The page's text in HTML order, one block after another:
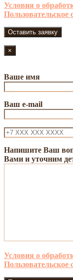
Условия о
Пользовательское
×
Ваше имя
Ваш e-mail
Напишите Ваш
Вами и уточним
Условия о
Пользовательское